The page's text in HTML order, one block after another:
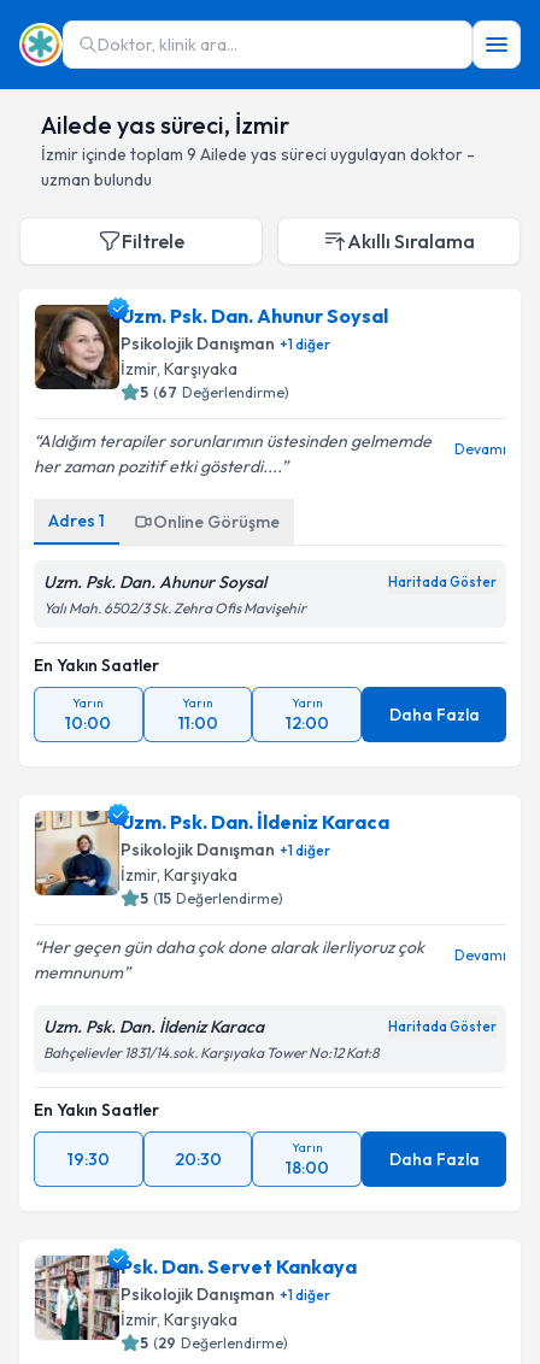
Doktor, klinik ara...
Ailede yas süreci, İzmir
İzmiriçinde toplam 9 Ailede yas süreci uygulayan doktor -
uzman bulundu
Filtrele Akıllı Sıralama
Uzm. Psk. Dan. Ahunur Soysal
Psikolojik Danışman +1diğer
İzmir, Karşıyaka
5 (67 Değerlendirme)
Aldığım terapiler sorunlarımın üstesinden gelmemde
her zaman pozitif etki gösterdi....
Devamı
Adres 1 Online Görüşme
Uzm. Psk. Dan. Ahunur Soysal Haritada Göster
Yalı Mah. 6502/3 Sk. Zehra Ofis Mavişehir
En Yakın Saatler
Yarın
10:00
Yarın
11:00
Yarın
12:00 Daha Fazla
Uzm. Psk. Dan. İldeniz Karaca
Psikolojik Danışman +1diğer
İzmir, Karşıyaka
5 (15 Değerlendirme)
Her geçen gün daha çok done alarak ilerliyoruz çok
memnunum
Devamı
Uzm. Psk. Dan. İldeniz Karaca Haritada Göster
Bahçelievler 1831/14.sok. Karşıyaka Tower No:12 Kat:8
En Yakın Saatler
19:30 20:30
Yarın
18:00 Daha Fazla
Psk. Dan. Servet Kankaya
Psikolojik Danışman +1diğer
İzmir, Karşıyaka
5 (29 Değerlendirme)